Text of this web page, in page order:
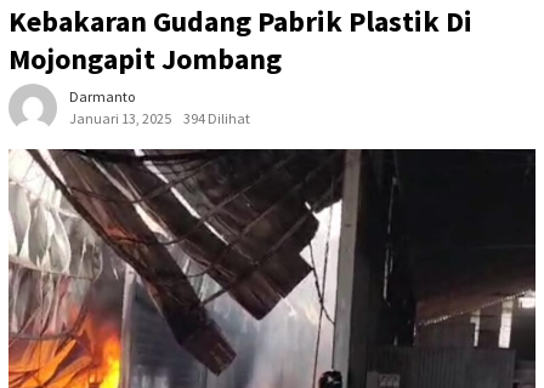
Kebakaran Gudang Pabrik Plastik Di
Mojongapit Jombang
Darmanto
Januari 13, 2025
394 Dilihat